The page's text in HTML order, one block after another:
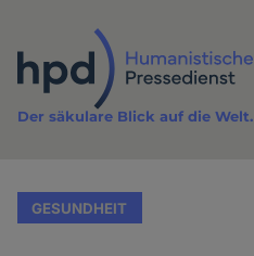
Inhalt
Der säkulare Blick auf die Welt.
GESUNDHEIT